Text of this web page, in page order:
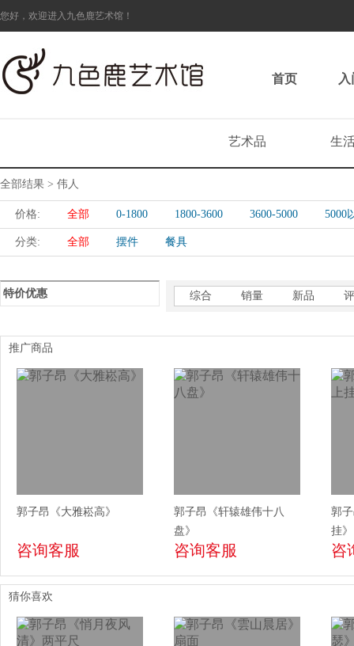
您好，欢迎进入九色鹿艺术馆！
首页
艺术品 生
全部结果 > 伟人
价格: 全部 0-1800 1800-3600 3600-5000 5000
分类: 全部 摆件 餐具
特价优惠 综合 销量 新品
推广商品
郭子昂《大雅崧高》
咨询客服
郭子昂《轩辕雄伟十八
盘》
咨询客服
郭
挂》
咨
猜你喜欢